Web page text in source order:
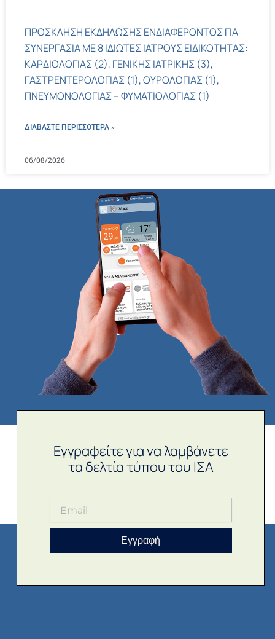
ΠΡΟΣΚΛΗΣΗ ΕΚΔΗΛΩΣΗΣ ΕΝΔΙΑΦΕΡΟΝΤΟΣ ΓΙΑ
ΣΥΝΕΡΓΑΣΙΑ ΜΕ 8 ΙΔΙΩΤΕΣ ΙΑΤΡΟΥΣ ΕΙΔΙΚΟΤΗΤΑΣ:
ΚΑΡΔΙΟΛΟΓΙΑΣ (2), ΓΕΝΙΚΗΣ ΙΑΤΡΙΚΗΣ (3),
ΓΑΣΤΡΕΝΤΕΡΟΛΟΓΙΑΣ (1), ΟΥΡΟΛΟΓΙΑΣ (1),
ΠΝΕΥΜΟΝΟΛΟΓΙΑΣ – ΦΥΜΑΤΙΟΛΟΓΙΑΣ (1)
ΔΙΑΒΑΣΤΕ ΠΕΡΙΣΣΌΤΕΡΑ »
06/08/2026
Εγγραφείτε για να λαμβάνετε
τα δελτία τύπου του ΙΣΑ
Εγγραφή